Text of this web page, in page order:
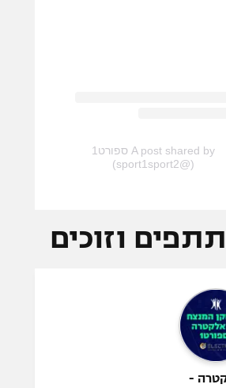
A post shared by ספורט1
(@sport1sport2)
וזוכים
-